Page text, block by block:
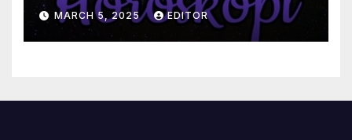
MARCH 5, 2025 EDITOR